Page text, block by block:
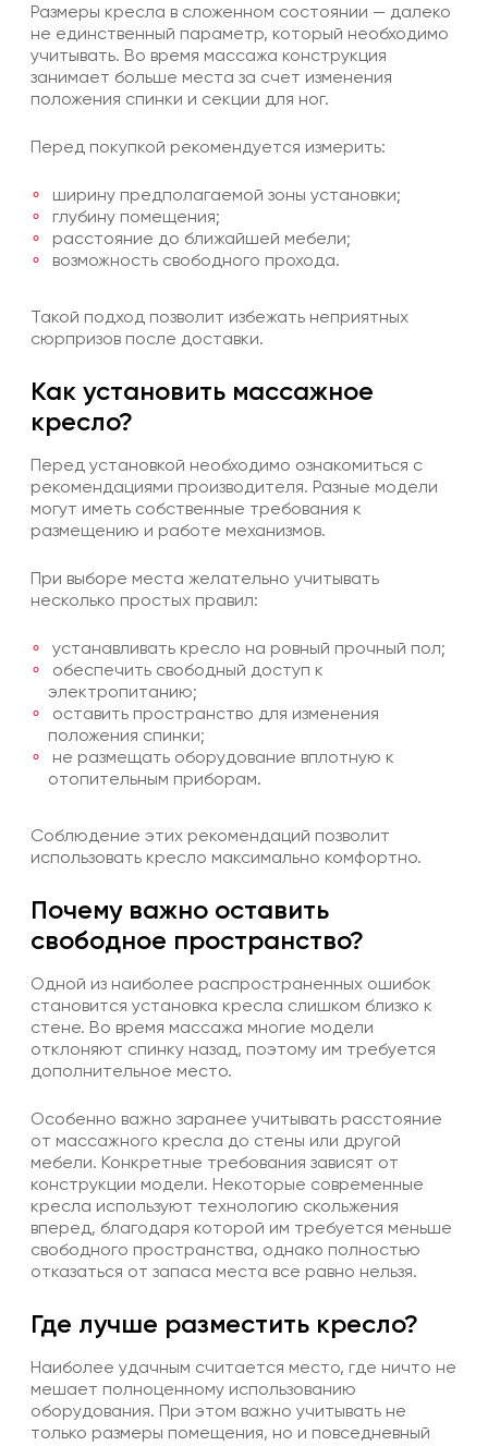
Размеры кресла в сложенном состоянии — далеко
не единственный параметр, который необходимо
учитывать. Во время массажа конструкция
занимает больше места за счет изменения
положения спинки и секции для ног.
Перед покупкой рекомендуется измерить:
ширину предполагаемой зоны установки;
глубину помещения;
расстояние до ближайшей мебели;
возможность свободного прохода.
Такой подход позволит избежать неприятных
сюрпризов после доставки.
Как установить массажное
кресло?
Перед установкой необходимо ознакомиться с
рекомендациями производителя. Разные модели
могут иметь собственные требования к
размещению и работе механизмов.
При выборе места желательно учитывать
несколько простых правил:
устанавливать кресло на ровный прочный пол;
обеспечить свободный доступ к
электропитанию;
оставить пространство для изменения
положения спинки;
не размещать оборудование вплотную к
отопительным приборам.
Соблюдение этих рекомендаций позволит
использовать кресло максимально комфортно.
Почему важно оставить
свободное пространство?
Одной из наиболее распространенных ошибок
становится установка кресла слишком близко к
стене. Во время массажа многие модели
отклоняют спинку назад, поэтому им требуется
дополнительное место.
Особенно важно заранее учитывать расстояние
от массажного кресла до стены или другой
мебели. Конкретные требования зависят от
конструкции модели. Некоторые современные
кресла используют технологию скольжения
вперед, благодаря которой им требуется меньше
свободного пространства, однако полностью
отказаться от запаса места все равно нельзя.
Где лучше разместить кресло?
Наиболее удачным считается место, где ничто не
мешает полноценному использованию
оборудования. При этом важно учитывать не
только размеры помещения, но и повседневный